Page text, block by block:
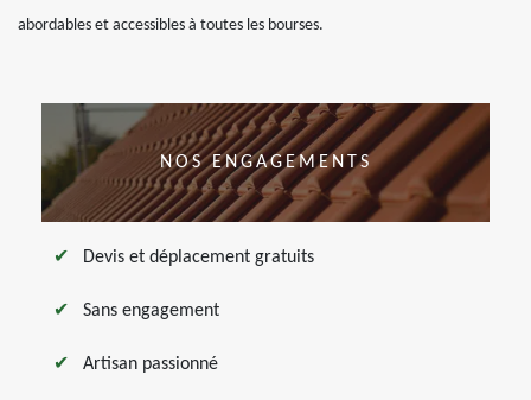
abordables et accessibles à toutes les bourses.
NOS ENGAGEMENTS
Devis et déplacement gratuits
Sans engagement
Artisan passionné